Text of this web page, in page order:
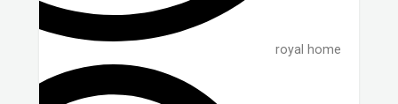
royal home